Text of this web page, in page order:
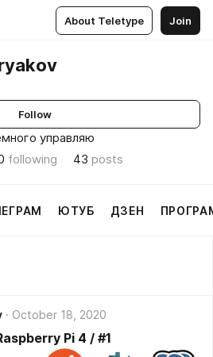
About Teletype Join
Follow
управляю
following 43 posts
ЮТУБ ДЗЕН
October 18, 2020
Pi 4 / #1